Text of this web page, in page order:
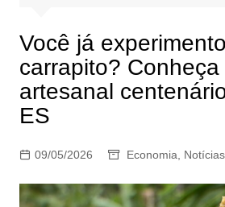
Você já
carrapito? Conheça
artesanal
ES
09/05/2026 Economia Notícias